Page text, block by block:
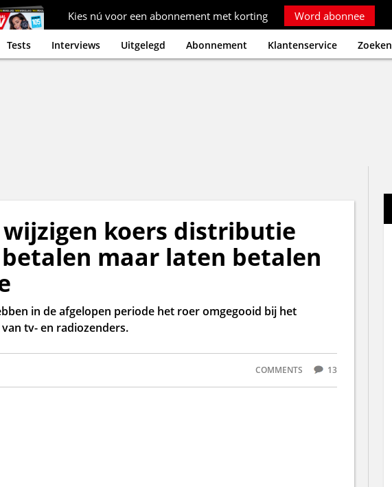
Kies nú voor een abonnement met korting Word abonnee
Tests Interviews Uitgelegd Abonnement Klantenservice Zoeken
wijzigen koers distributie
maar laten betalen
in de afgelopen periode het roer omgegooid bij het
tv- en radiozenders.
COMMENTS 13